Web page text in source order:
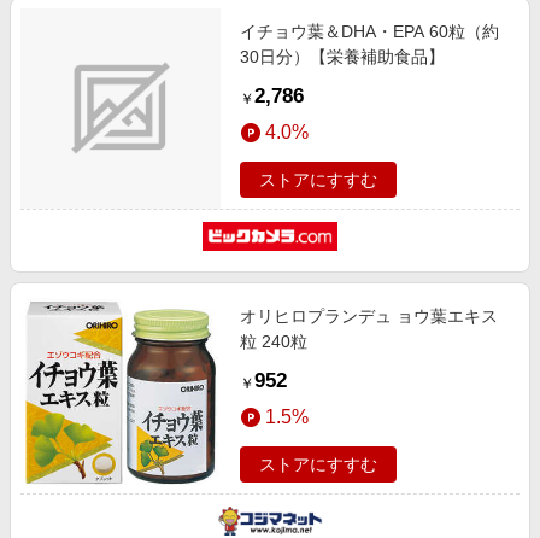
イチョウ葉＆DHA・EPA 60粒（約
30日分）【栄養補助食品】
￥ 2,786
4.0%
ストアにすすむ
オリヒロプランデュ ョウ葉エキス
粒 240粒
￥ 952
1.5%
ストアにすすむ